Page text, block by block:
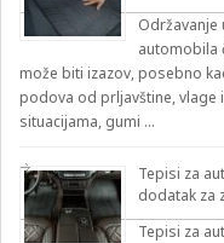
Održavanje
automobila
može biti izazov, posebno
podova od prljavštine, vlage
situacijama, gumi …
Tepisi za
dodatak za
Tepisi za